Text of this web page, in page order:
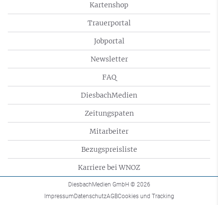
Kartenshop
Trauerportal
Jobportal
Newsletter
FAQ
DiesbachMedien
Zeitungspaten
Mitarbeiter
Bezugspreisliste
Karriere bei WNOZ
DiesbachMedien GmbH © 2026
ImpressumDatenschutzAGBCookies und Tracking